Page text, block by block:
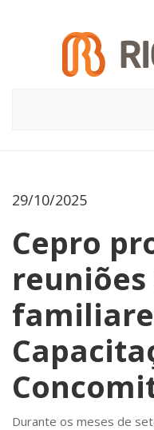
29/10/2025
Cepro
reuniões
Durante os meses de